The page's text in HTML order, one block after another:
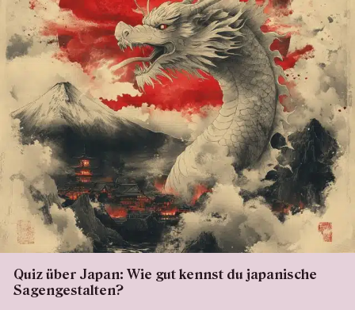
Quiz über Japan: Wie gut kennst du japanische
Sagengestalten?